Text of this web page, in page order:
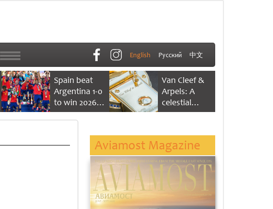
English Русский 中文
Spain beat
Argentina 1-0
to win 2026
FIFA World
Van Cleef &
Arpels: A
celestial
dance of time
Aviamost Magazine